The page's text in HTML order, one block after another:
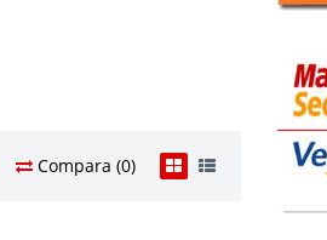
Compara (0)